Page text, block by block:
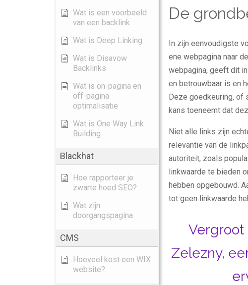
Wat is een voorbeeld
van een backlink
Wat is Deep Linking
Wat is Disavow
Backlinks
Wat is on-pagina en
off-pagina
optimalisatie
Wat is One Way Link
Building
Blackhat
Hoe rapporteer je
zwarte hoed SEO?
Wat zijn
doorgangspagina
CMS
Hoeveel kost een WIX
website?
De
In zijn eenvoudigste
ene webpagina naar
webpagina, geeft dit
en betrouwbaar is en
Deze goedkeuring, of
kans toeneemt dat
Niet alle links zijn
relevantie van de
autoriteit, zoals
linkwaarde te bieden
hebben opgebouwd.
tot geen linkwaarde
Vergroot
Zelezny,